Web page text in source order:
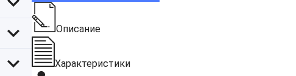
Описание
Характеристики